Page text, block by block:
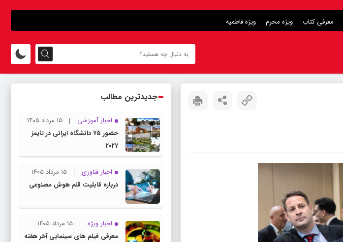
معرفی کتاب ویژه محرم ویژه فاطمیه
جدیدترین مطالب
اخبار آموزشی
۱۵ مرداد ۱۴۰۵
حضور ۷۵ دانشگاه ایرانی در تایمز
۲۰۲۷
اخبار فناوری
۱۵ مرداد ۱۴۰۵
درباره قابلیت قلم هوش مصنوعی
اخبار ویژه
۱۵ مرداد ۱۴۰۵
معرفی فیلم های سینمایی آخر هفته